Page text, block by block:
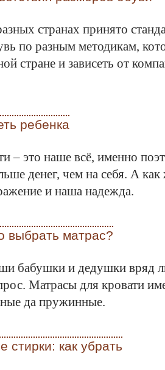
странах принято
по разным методикам,
стране и зависеть от
ребенка
– это наше всё, именно
денег, чем на себя. А
и наша надежда.
выбрать матрас?
бабушки и дедушки вряд
Матрасы для кровати
да пружинные.
стирки: как убрать